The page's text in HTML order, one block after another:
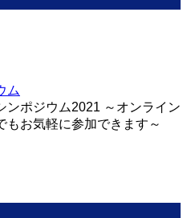
ム
ンポジウム2021 ～オンライン
もお気軽に参加できます～